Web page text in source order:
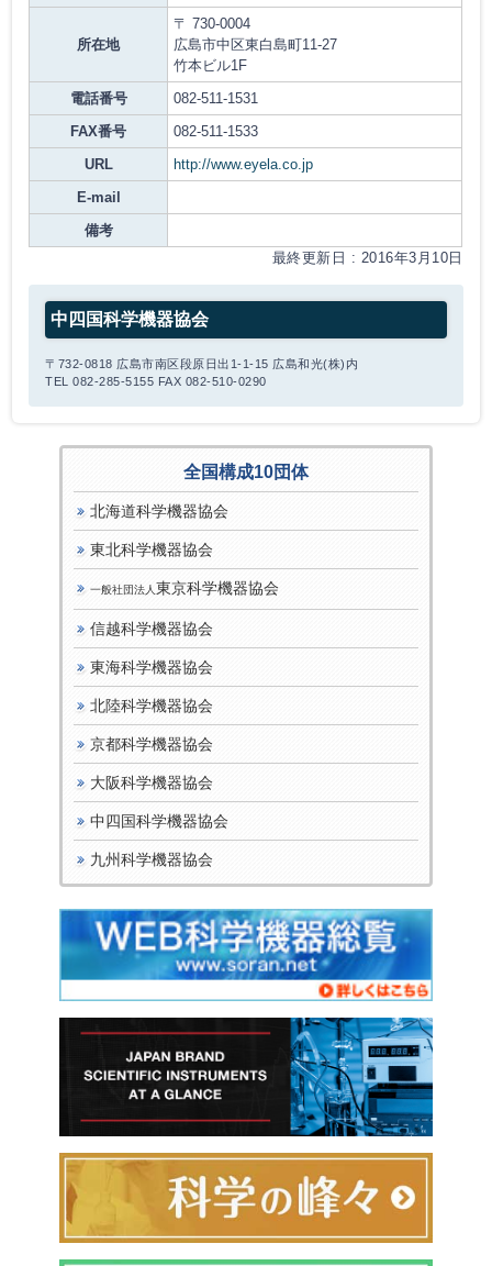
所在地
〒 730-0004
広島市中区東白島町11-27
竹本ビル1F
電話番号
082-511-1531
FAX番号
082-511-1533
URL
http://www.eyela.co.jp
E-mail
備考
最終更新日 : 2016年3月10日
中四国科学機器協会
〒732-0818 広島市南区段原日出1-1-15 広島和光(株)内
TEL 082-285-5155 FAX 082-510-0290
全国構成10団体
北海道科学機器協会
東北科学機器協会
一般社団法人 東京科学機器協会
信越科学機器協会
東海科学機器協会
北陸科学機器協会
京都科学機器協会
大阪科学機器協会
中四国科学機器協会
九州科学機器協会